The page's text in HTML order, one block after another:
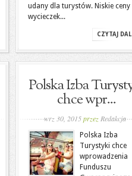
udany dla turystów. Niskie ceny
wycieczek...
CZYTAJ
Polska Izba
chce wpr...
wrz 30, 2015przez Redakcja
Polska Izba
Turystyki chce
wprowadzenia
Funduszu